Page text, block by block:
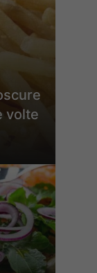
volte